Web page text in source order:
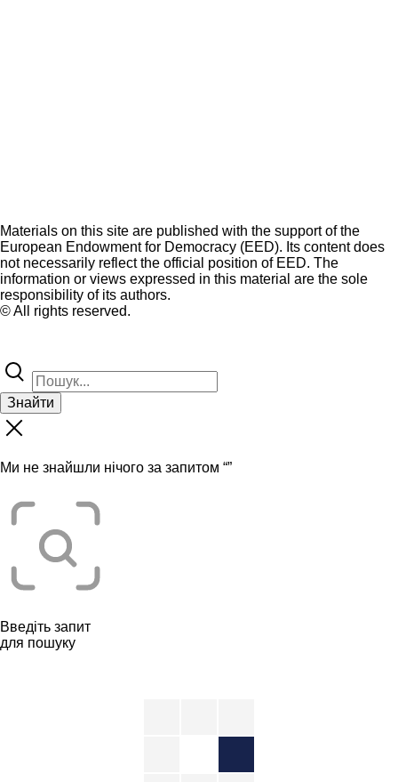
Materials on this site are published with the support of the
European Endowment for Democracy (EED). Its content does
not necessarily reflect the official position of EED. The
information or views expressed in this material are the sole
responsibility of its authors.
© All rights reserved.
Знайти
Ми не знайшли нічого за запитом “”
Введіть запит
для пошуку